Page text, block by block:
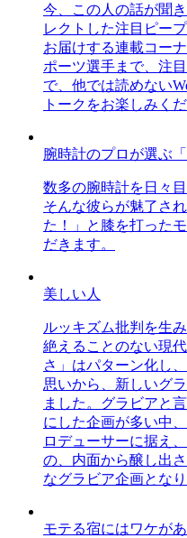
今、この人の話が聞
レクトした注目ピー
お届けする連載コー
ポーツ選手まで、注
で、他では読めない
トークをお楽しみくだ
腕時計のプロが選ぶ
数多の腕時計を日々
そんな彼らが魅了さ
た！」と膝を打った
だきます。
美しい人
ルッキズム批判を生
絶えることのない現
さ」はパターン化し
思いから、新しいグ
ました。グラビアと
にした企画が多い中
ロデューサーに据え
の、内面から醸し出
なグラビア企画となり
モテる宿にはワケが